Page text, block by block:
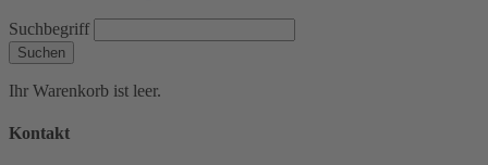
Suchbegriff
Suchen
Ihr Warenkorb ist leer.
Kontakt